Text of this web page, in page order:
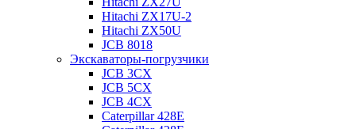
Hitachi ZX17U-2
Hitachi ZX50U
JCB 8018
Экскаваторы-погрузчики
JCB 3CX
JCB 5CX
JCB 4CX
Caterpillar 428E